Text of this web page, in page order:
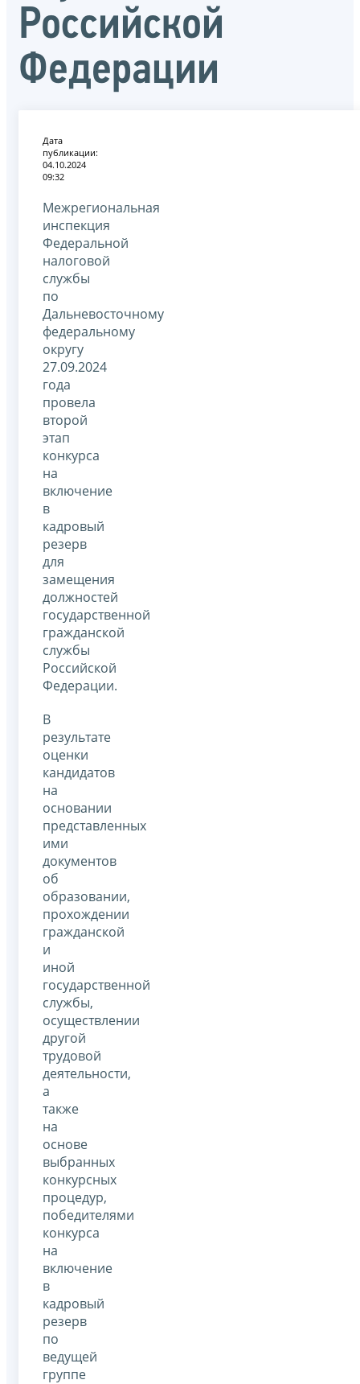
Российской
Федерации
Дата
публикации:
04.10.2024
09:32
Межрегиональная
инспекция
Федеральной
налоговой
службы
по
Дальневосточному
федеральному
округу
27.09.2024
года
провела
второй
этап
конкурса
на
включение
в
кадровый
резерв
для
замещения
должностей
государственной
гражданской
службы
Российской
Федерации.
В
результате
оценки
кандидатов
на
основании
представленных
ими
документов
об
образовании,
прохождении
гражданской
и
иной
государственной
службы,
осуществлении
другой
трудовой
деятельности,
а
также
на
основе
выбранных
конкурсных
процедур,
победителями
конкурса
на
включение
в
кадровый
резерв
по
ведущей
группе